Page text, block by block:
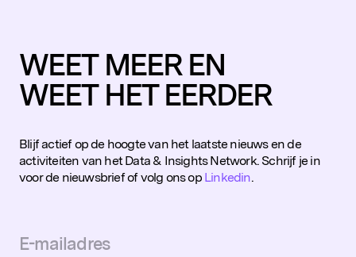
WEET MEER EN
WEET HET EERDER
Blijf actief op de hoogte van het laatste nieuws en de
activiteiten van het Data & Insights Network. Schrijf je in
voor de nieuwsbrief of volg ons op Linkedin.